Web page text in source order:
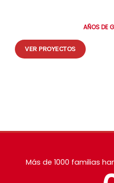
AÑOS DE
VER PROYECTOS
Más de 1000 familias